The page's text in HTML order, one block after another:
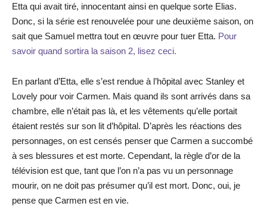
Etta qui avait tiré, innocentant ainsi en quelque sorte Elias.
Donc, si la série est renouvelée pour une deuxième saison, on
sait que Samuel mettra tout en œuvre pour tuer Etta. Pour
savoir quand sortira la saison 2, lisez ceci.
En parlant d’Etta, elle s’est rendue à l’hôpital avec Stanley et
Lovely pour voir Carmen. Mais quand ils sont arrivés dans sa
chambre, elle n’était pas là, et les vêtements qu’elle portait
étaient restés sur son lit d’hôpital. D’après les réactions des
personnages, on est censés penser que Carmen a succombé
à ses blessures et est morte. Cependant, la règle d’or de la
télévision est que, tant que l’on n’a pas vu un personnage
mourir, on ne doit pas présumer qu’il est mort. Donc, oui, je
pense que Carmen est en vie.